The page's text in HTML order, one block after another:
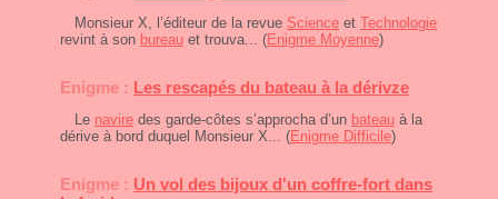
Monsieur X, l’éditeur de la revue Science et Technologie
revint à son bureau et trouva... (Enigme Moyenne)
Enigme : Les rescapés du bateau à la dérivze
Le navire des garde-côtes s’approcha d’un bateau à la
dérive à bord duquel Monsieur X... (Enigme Difficile)
Enigme : Un vol des bijoux d'un coffre-fort dans